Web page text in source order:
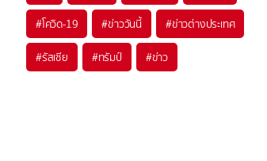
#โควิด-19 #ข่าววันนี้ #ข่าวต่างประเทศ
#รัสเซีย #ทรัมป์ #ข่าว